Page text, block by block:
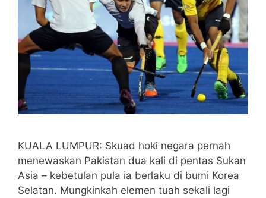
KUALA LUMPUR: Skuad hoki negara pernah
menewaskan Pakistan dua kali di pentas Sukan
Asia – kebetulan pula ia berlaku di bumi Korea
Selatan. Mungkinkah elemen tuah sekali lagi